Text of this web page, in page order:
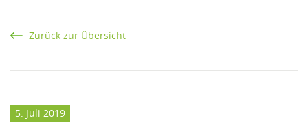
Zurück zur Übersicht
5. Juli 2019